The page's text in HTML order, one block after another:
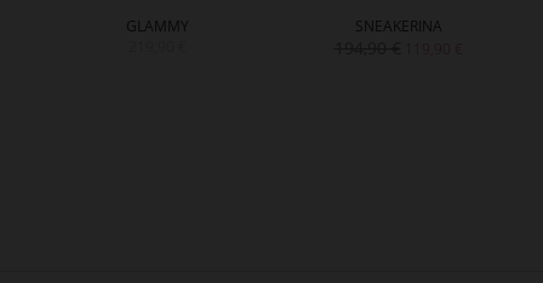
GLAMMY
SNEAKERINA